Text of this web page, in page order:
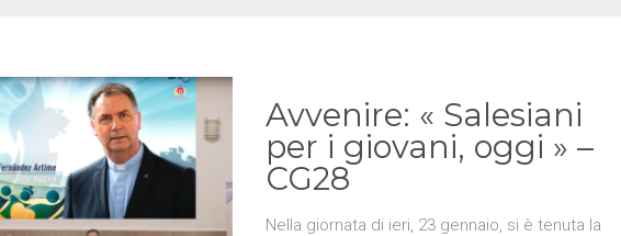
Avvenire: « Salesiani
per i giovani, oggi » –
CG28
Nella giornata di ieri, 23 gennaio, si è tenuta la